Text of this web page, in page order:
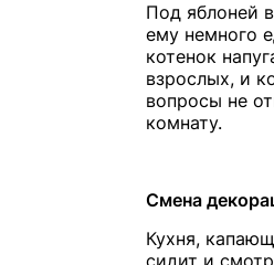
Под яблоней
ему немного
котенок
взрослых, и
вопросы не
комнату.
Смена
Кухня,
сидит и